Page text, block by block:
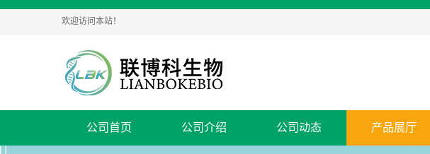
欢迎访问本站！
公司首页 公司介绍 公司动态 产品展厅